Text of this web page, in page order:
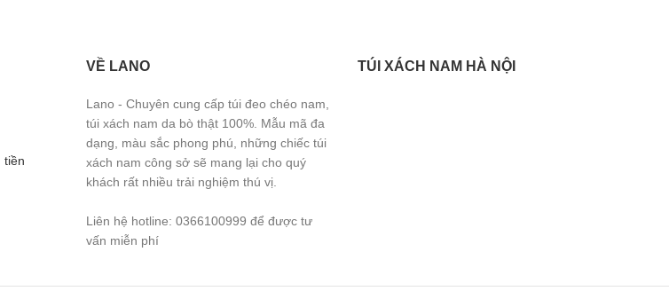
tiền
VỀ LANO
Lano - Chuyên cung cấp túi đeo chéo nam,
túi xách nam da bò thật 100%. Mẫu mã đa
dạng, màu sắc phong phú, những chiếc túi
xách nam công sở sẽ mang lại cho quý
khách rất nhiều trải nghiệm thú vị.
Liên hệ hotline: 0366100999 để được tư
vấn miễn phí
TÚI XÁCH NAM HÀ NỘI